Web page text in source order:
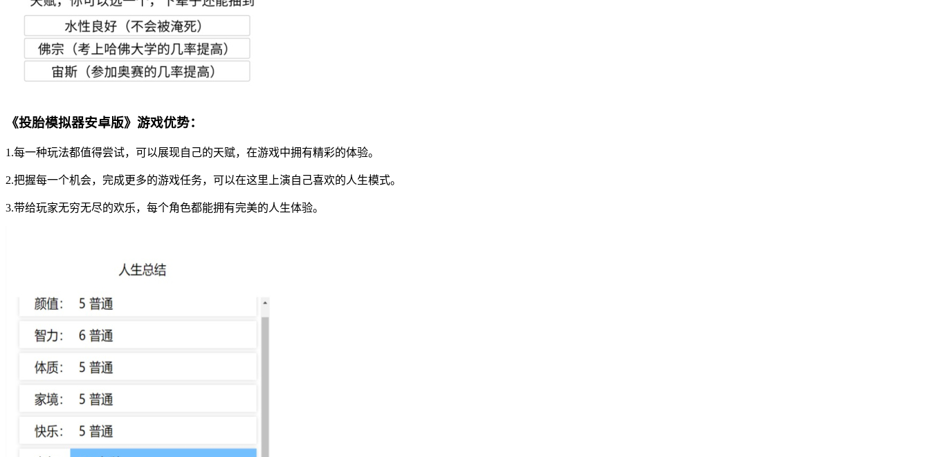
《投胎模拟器安卓版》游戏优势：
1.每一种玩法都值得尝试，可以展现自己的天赋，在游戏中拥有精彩的体验。
2.把握每一个机会，完成更多的游戏任务，可以在这里上演自己喜欢的人生模式。
3.带给玩家无穷无尽的欢乐，每个角色都能拥有完美的人生体验。